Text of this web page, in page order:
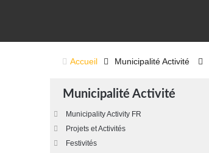
Accueil Municipalité Activité
Municipalité Activité
Municipality Activity FR
Projets et Activités
Festivités